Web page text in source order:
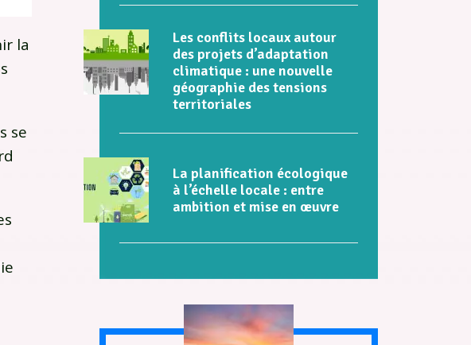
la
se
Les conflits locaux autour
des projets d’adaptation
climatique : une nouvelle
géographie des tensions
territoriales
La planification écologique
à l’échelle locale : entre
ambition et mise en œuvre